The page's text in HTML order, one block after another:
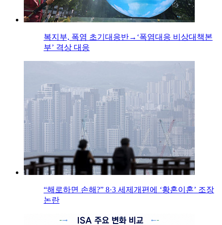
복지부, 폭염 초기대응반→‘폭염대응 비상대책본
부’ 격상 대응
“해로하면 손해?” 8·3 세제개편에 ‘황혼이혼’ 조장
논란